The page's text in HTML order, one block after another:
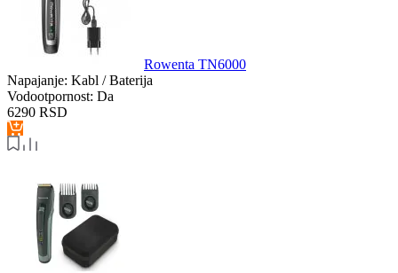
Rowenta TN6000
Napajanje: Kabl / Baterija
Vodootpornost: Da
6290 RSD